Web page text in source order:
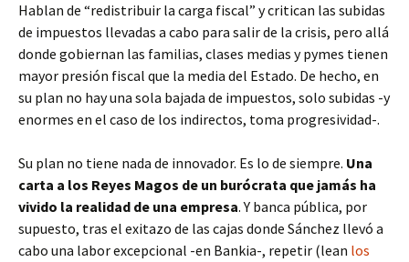
Hablan de “redistribuir la carga fiscal” y critican las subidas
de impuestos llevadas a cabo para salir de la crisis, pero allá
donde gobiernan las familias, clases medias y pymes tienen
mayor presión fiscal que la media del Estado. De hecho, en
su plan no hay una sola bajada de impuestos, solo subidas -y
enormes en el caso de los indirectos, toma progresividad-.
Su plan no tiene nada de innovador. Es lo de siempre. Una
carta a los Reyes Magos de un burócrata que jamás ha
vivido la realidad de una empresa. Y banca pública, por
supuesto, tras el exitazo de las cajas donde Sánchez llevó a
cabo una labor excepcional -en Bankia-, repetir (lean los